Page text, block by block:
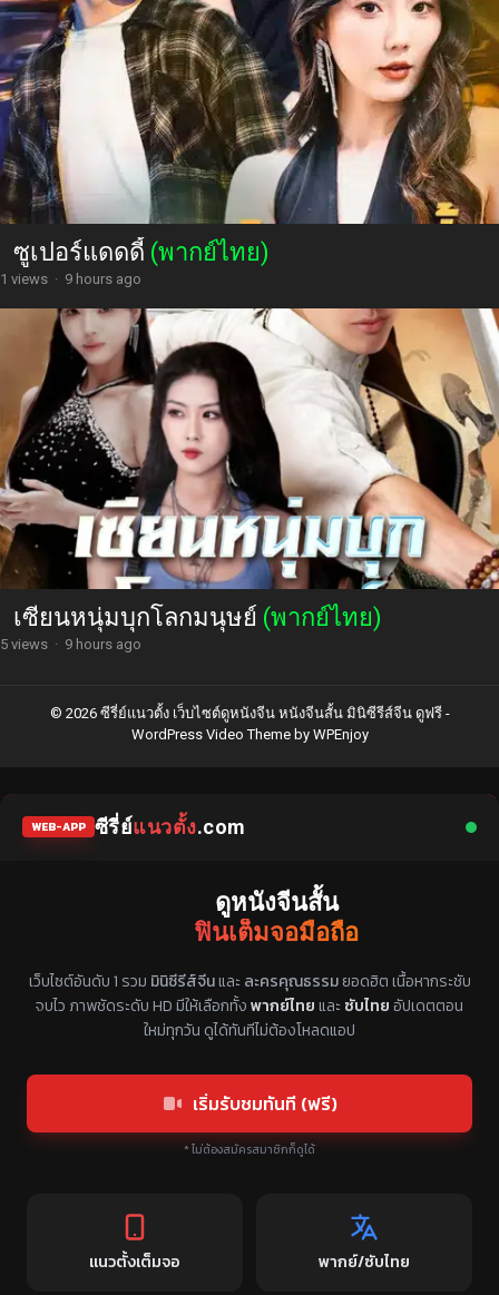
ซูเปอร์แดดดี้ (พากย์ไทย)
1 views · 9 hours ago
เซียนหนุ่มบุกโลกมนุษย์ (พากย์ไทย)
5 views · 9 hours ago
© 2026 ซีรี่ย์แนวตั้ง เว็บไซต์ดูหนังจีน หนังจีนสั้น มินิซีรีส์จีน ดูฟรี -
WordPress Video Themeby WPEnjoy
WEB-APP ซีรี่ย์แนวตั้ง.com
ดูหนังจีนสั้น
ฟินเต็มจอมือถือ
เว็บไซต์อันดับ 1 รวม มินิซีรีส์จีนและ ละครคุณธรรมยอดฮิต เนื้อหากระชับ
จบไว ภาพชัดระดับ HD มีให้เลือกทั้งพากย์ไทยและ ซับไทยอัปเดตตอน
ใหม่ทุกวัน ดูได้ทันทีไม่ต้องโหลดแอป
เริ่มรับชมทันที (ฟรี)
* ไม่ต้องสมัครสมาชิกก็ดูได้
แนวตั้งเต็มจอ พากย์/ซับไทย